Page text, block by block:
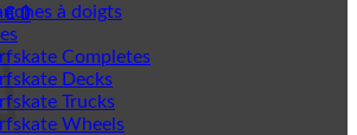
€ 0
à doigts
Completes
Decks
Trucks
Wheels